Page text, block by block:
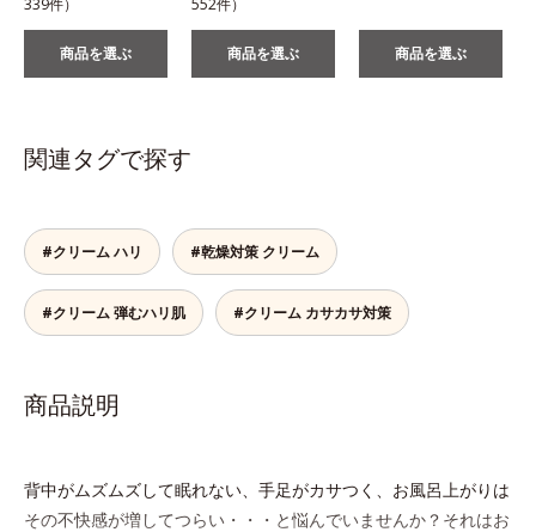
商品を選ぶ 商品を選ぶ 商品を選ぶ
関連タグで探す
#クリーム ハリ #乾燥対策 クリーム
#クリーム 弾むハリ肌 #クリーム カサカサ対策
商品説明
背中がムズムズして眠れない、手足がカサつく、お風呂上がりは
その不快感が増してつらい・・・と悩んでいませんか？それはお